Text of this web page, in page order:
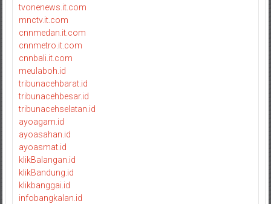
tvonenews.it.com
mnctv.it.com
cnnmedan.it.com
cnnmetro.it.com
cnnbali.it.com
meulaboh.id
tribunacehbarat.id
tribunacehbesar.id
tribunacehselatan.id
ayoagam.id
ayoasahan.id
ayoasmat.id
klikBalangan.id
klikBandung.id
klikbanggai.id
infobangkalan.id